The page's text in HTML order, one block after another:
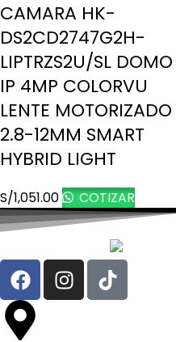
CAMARA HK-
DS2CD2747G2H-
LIPTRZS2U/SL DOMO
IP 4MP COLORVU
LENTE MOTORIZADO
2.8-12MM SMART
HYBRID LIGHT
S/1,051.00 COTIZAR